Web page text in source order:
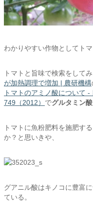
わかりやすい作物としてトマ
トマトと旨味で検索をしてみ
が加熱調理で増加 | 農研機構
トマトのアミノ酸について
749（2012） でグルタミン酸
トマトに魚粉肥料を施肥す
か？と思いきや、
グアニル酸はキノコに豊富
ている。